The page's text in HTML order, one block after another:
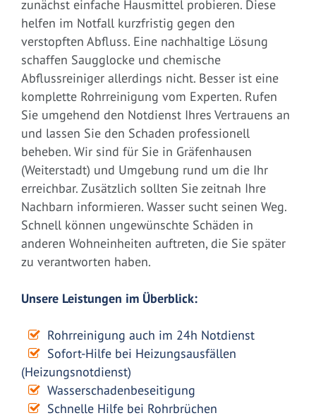
zunächst einfache Hausmittel probieren. Diese
helfen im Notfall kurzfristig gegen den
verstopften Abfluss. Eine nachhaltige Lösung
schaffen Saugglocke und chemische
Abflussreiniger allerdings nicht. Besser ist eine
komplette Rohrreinigung vom Experten. Rufen
Sie umgehend den Notdienst Ihres Vertrauens an
und lassen Sie den Schaden professionell
beheben. Wir sind für Sie in Gräfenhausen
(Weiterstadt) und Umgebung rund um die Ihr
erreichbar. Zusätzlich sollten Sie zeitnah Ihre
Nachbarn informieren. Wasser sucht seinen Weg.
Schnell können ungewünschte Schäden in
anderen Wohneinheiten auftreten, die Sie später
zu verantworten haben.
Unsere Leistungen im Überblick:
Rohrreinigung auch im 24h Notdienst
Sofort-Hilfe bei Heizungsausfällen
(Heizungsnotdienst)
Wasserschadenbeseitigung
Schnelle Hilfe bei Rohrbrüchen